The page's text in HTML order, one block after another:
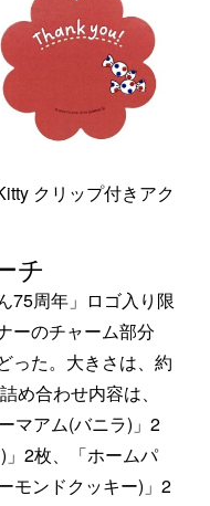
クリップ付きアク
チ
75周年」ロゴ入り限
ーのチャーム部分
った。大きさは、約
め合わせ内容は、
マアム(バニラ)」2
2枚、「ホームパ
モンドクッキー)」2